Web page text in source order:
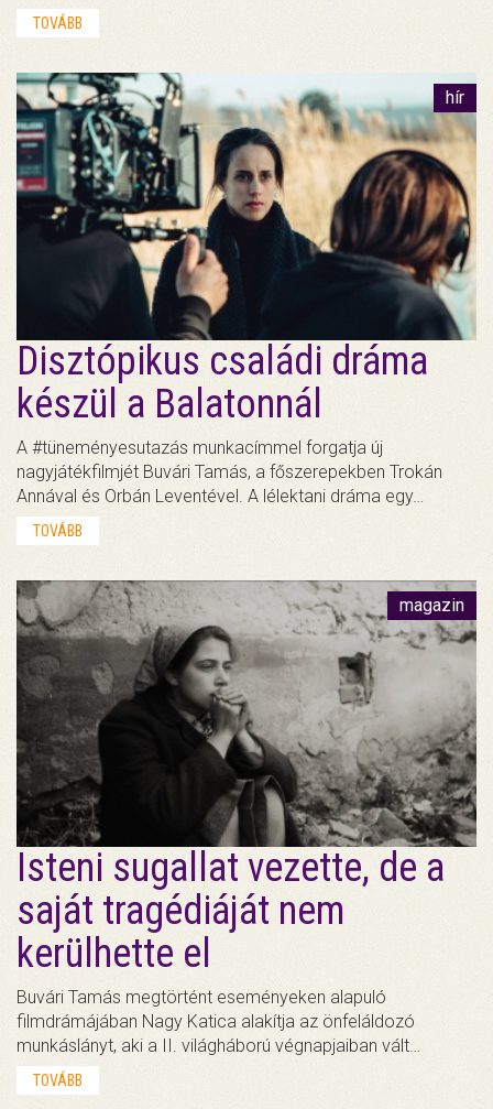
TOVÁBB
hír
Disztópikus családi dráma
készül a Balatonnál
A #tüneményesutazás munkacímmel forgatja új
nagyjátékfilmjét Buvári Tamás, a főszerepekben Trokán
Annával és Orbán Leventével. A lélektani dráma egy…
TOVÁBB
magazin
Isteni sugallat vezette, de a
saját tragédiáját nem
kerülhette el
Buvári Tamás megtörtént eseményeken alapuló
filmdrámájában Nagy Katica alakítja az önfeláldozó
munkáslányt, aki a II. világháború végnapjaiban vált…
TOVÁBB